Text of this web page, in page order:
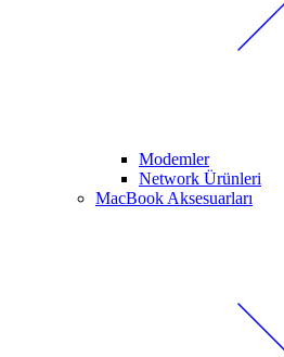
Modemler
Network Ürünleri
MacBook Aksesuarları